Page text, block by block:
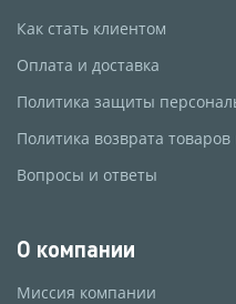
Как стать клиентом
Оплата и доставка
Политика защиты
Политика возврата
Вопросы и ответы
О компании
Миссия компании